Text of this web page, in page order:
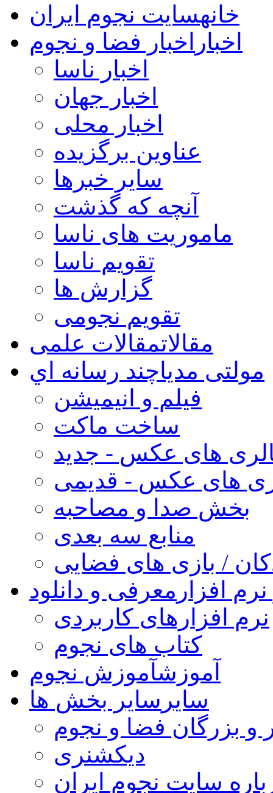
خانهسایت نجوم ایران
اخبار اخبار فضا و نجوم
اخبار ناسا
اخبار جهان
اخبار محلی
عناوین برگزیده
سایر خبرها
آنچه که گذشت
ماموریت های ناسا
تقویم ناسا
گزارش ها
تقویم نجومی
مقالاتمقالات علمی
مولتی مدیاچند رسانه اي
فیلم و انیمیشن
ساخت ماکت
های عکس - جدید
های عکس - قدیمی
بخش صدا و مصاحبه
منابع سه بعدی
/ بازی های فضایی
افزار معرفی و دانلود
نرم افزارهای کاربردی
کتاب های نجوم
آموزشآموزش نجوم
سایر سایر بخش ها
و بزرگان فضا و نجوم
دیکشنری
سایت نجوم ایران